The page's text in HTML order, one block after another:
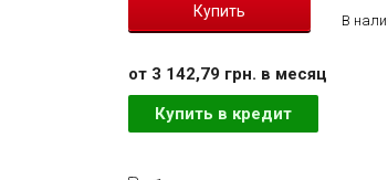
В
от 3 142,79 грн. в месяц
Купить в кредит